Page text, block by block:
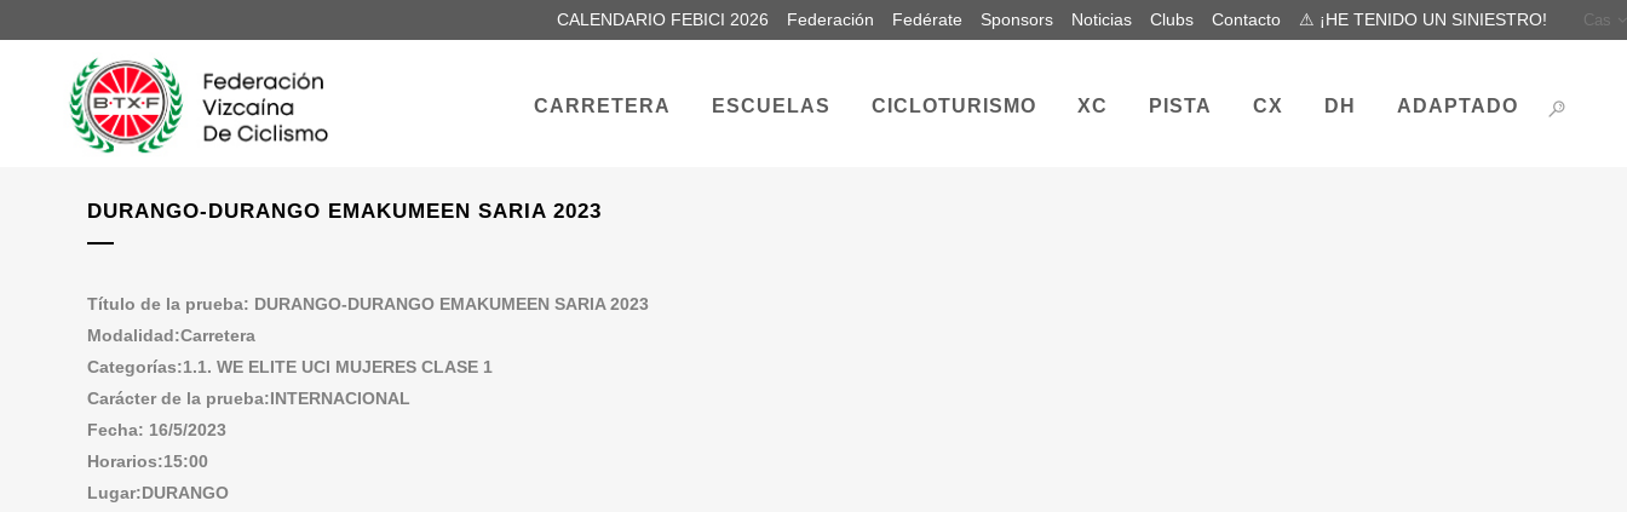
CALENDARIO FEBICI 2026 Federación Fedérate Sponsors Noticias Clubs Contacto ⚠ ¡HE TENIDO UN SINIESTRO! Cas
CARRETERA ESCUELAS CICLOTURISMO XC PISTA CX DH ADAPTADO
DURANGO-DURANGO EMAKUMEEN SARIA 2023
Título de la prueba: DURANGO-DURANGO EMAKUMEEN SARIA 2023
Modalidad:Carretera
Categorías:1.1. WE ELITE UCI MUJERES CLASE 1
Carácter de la prueba:INTERNACIONAL
Fecha: 16/5/2023
Horarios:15:00
Lugar:DURANGO